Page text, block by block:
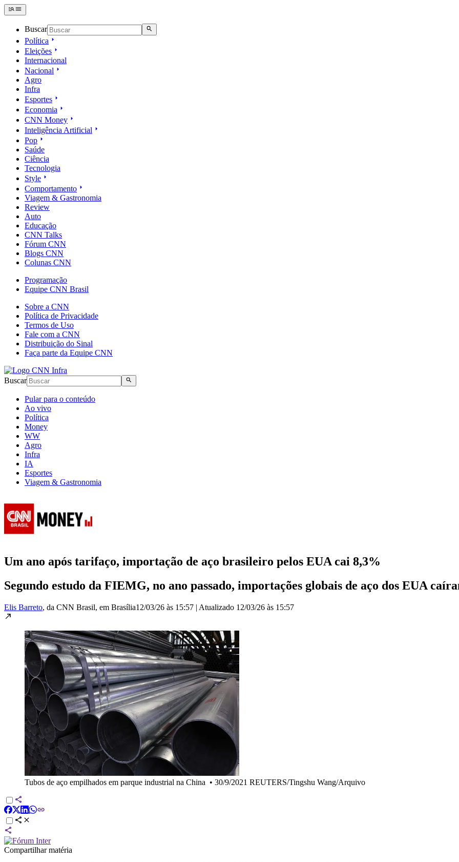
Buscar
Política
Eleições
Internacional
Nacional
Agro
Infra
Esportes
Economia
CNN Money
Inteligência Artificial
Pop
Saúde
Ciência
Tecnologia
Style
Comportamento
Viagem & Gastronomia
Review
Auto
Educação
CNN Talks
Fórum CNN
Blogs CNN
Colunas CNN
Programação
Equipe CNN Brasil
Sobre a CNN
Política de Privacidade
Termos de Uso
Fale com a CNN
Distribuição do Sinal
Faça parte da Equipe CNN
Buscar
Pular para o conteúdo
Ao vivo
Política
Money
WW
Agro
Infra
IA
Esportes
Viagem & Gastronomia
Um ano após tarifaço, importação de aço brasileiro pelos EUA cai 8,3%
Segundo estudo da FIEMG, no ano passado, importações globais de aço dos EUA
Elis Barreto, da CNN Brasil, em Brasília12/03/26 às 15:57 | Atualizado 12/03/26 às 15:57
Tubos de aço empilhados em parque industrial na China • 30/9/2021 REUTERS/Tingshu Wang/Arquivo
Compartilhar matéria